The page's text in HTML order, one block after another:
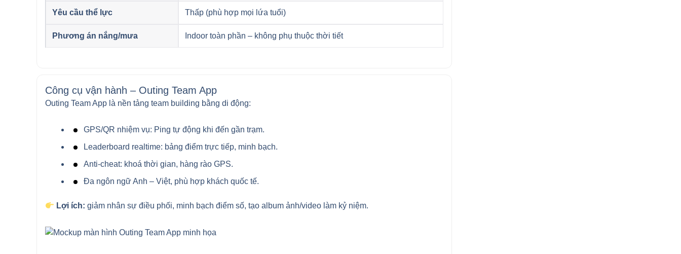
Yêu cầu thể lực Thấp (phù hợp mọi lứa tuổi)
Phương án nắng/mưa Indoor toàn phần – không phụ thuộc thời tiết
Công cụ vận hành – Outing Team App
Outing Team App là nền tảng team building bằng di động:
GPS/QR nhiệm vụ: Ping tự động khi đến gần trạm.
Leaderboard realtime: bảng điểm trực tiếp, minh bạch.
Anti-cheat: khoá thời gian, hàng rào GPS.
Đa ngôn ngữ Anh – Việt, phù hợp khách quốc tế.
Lợi ích: giảm nhân sự điều phối, minh bạch điểm số, tạo album ảnh/video làm kỷ niệm.